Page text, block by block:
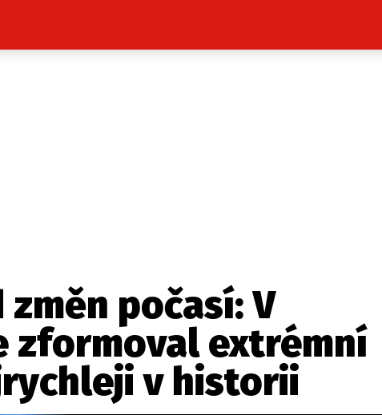
Nejlepší z vás odměníme
počasí: V
zformoval extrémní
v historii